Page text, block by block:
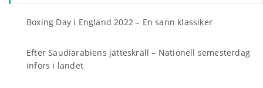
Boxing Day i England 2022 – En sann klassiker
Efter Saudiarabiens jätteskräll – Nationell semesterdag
införs i landet